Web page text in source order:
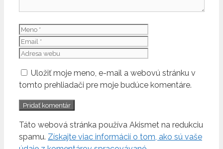
Meno
Uložiť moje meno, e-mail a webovú stránku v
tomto prehliadači pre moje budúce komentáre.
Táto webová stránka používa Akismet na redukciu
spamu. Získajte viac informácií o tom, ako sú vaše